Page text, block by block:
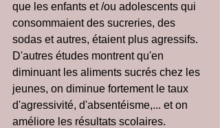
que les enfants et /ou adolescents qui
consommaient des sucreries, des
sodas et autres, étaient plus agressifs.
D'autres études montrent qu'en
diminuant les aliments sucrés chez les
jeunes, on diminue fortement le taux
d'agressivité, d'absentéisme,... et on
améliore les résultats scolaires.